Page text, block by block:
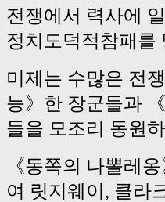
전쟁에서 력사에
정치도덕적참패를
미제는 수많은 전
능》한 장군들과
들을 모조리 동원
《동쪽의 나뽈레
여 릿지웨이, 클라